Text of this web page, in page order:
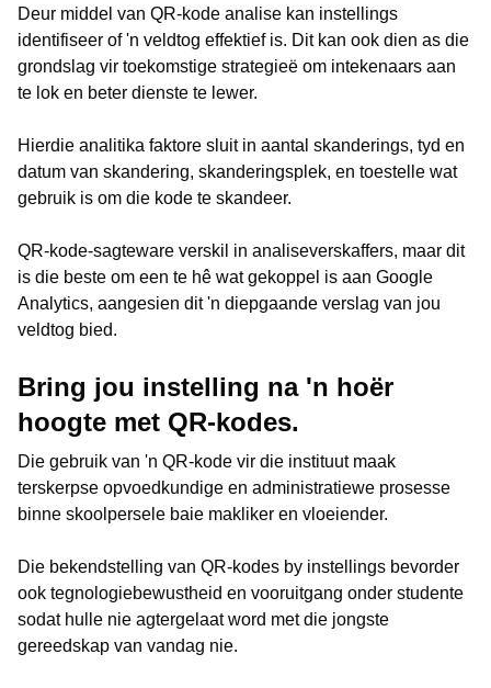
Deur middel van QR-kode analise kan instellings
identifiseer of 'n veldtog effektief is. Dit kan ook dien as die
grondslag vir toekomstige strategieë om intekenaars aan
te lok en beter dienste te lewer.
Hierdie analitika faktore sluit in aantal skanderings, tyd en
datum van skandering, skanderingsplek, en toestelle wat
gebruik is om die kode te skandeer.
QR-kode-sagteware verskil in analiseverskaffers, maar dit
is die beste om een te hê wat gekoppel is aan Google
Analytics, aangesien dit 'n diepgaande verslag van jou
veldtog bied.
Bring jou instelling na 'n hoër
hoogte met QR-kodes.
Die gebruik van 'n QR-kode vir die instituut maak
terskerpse opvoedkundige en administratiewe prosesse
binne skoolpersele baie makliker en vloeiender.
Die bekendstelling van QR-kodes by instellings bevorder
ook tegnologiebewustheid en vooruitgang onder studente
sodat hulle nie agtergelaat word met die jongste
gereedskap van vandag nie.